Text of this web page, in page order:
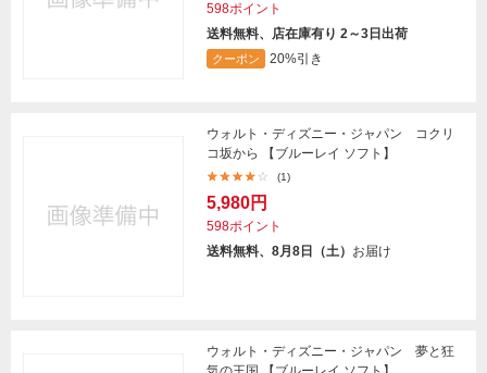
598ポイント
送料無料、店在庫有り 2～3日出荷
クーポン 20%引き
ウォルト・ディズニー・ジャパン コクリ
コ坂から 【ブルーレイ ソフト】
(1)
5,980円
598ポイント
送料無料、8月8日（土） お届け
ウォルト・ディズニー・ジャパン 夢と狂